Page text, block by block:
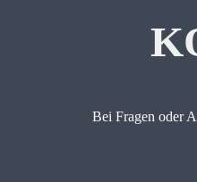
Bei Fragen oder